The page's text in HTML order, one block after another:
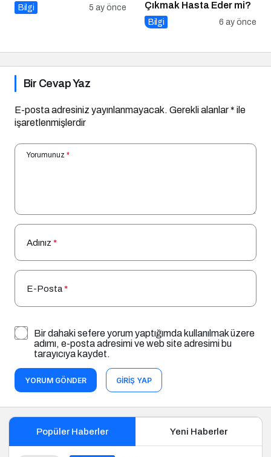
Bilgi 6 ay önce
Bir Cevap Yaz
işaretlenmişlerdir
Yorumunuz*
adımı, e-posta adresimi ve web site adresimi bu
tarayıcıya kaydet.
YORUM GÖNDER GIRIŞ YAP
Popüler Haberler Yeni Haberler
Kilo Verme 3